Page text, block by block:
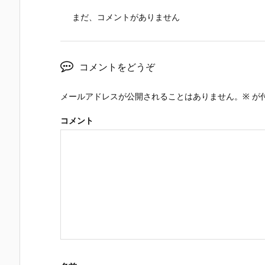
まだ、コメントがありません
コメントをどうぞ
メールアドレスが公開されることはありません。 ※ が
コメント